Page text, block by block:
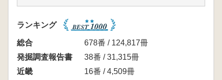
第2章 調査の経緯と経過
第3章 横穴式石室の調査
第4章 墳丘の調査
第5章 自然科学分析
1 横穴式石室及び家形石棺の使用石材(奥田
尚)
ランキング
総合
678番 / 124,817冊
発掘調査報告書
38番 / 31,315冊
近畿
16番 / 4,509冊